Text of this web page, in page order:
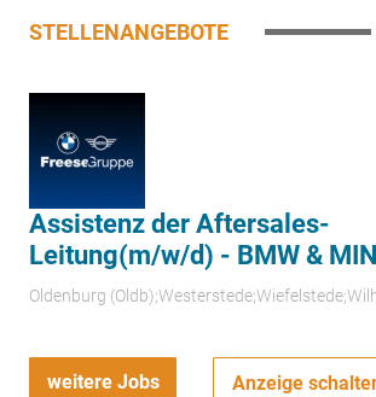
STELLENANGEBOTE
Assistenz der Aftersales-
Leitung(m/w/d) - BMW &
Oldenburg
weitere Jobs Anzeige